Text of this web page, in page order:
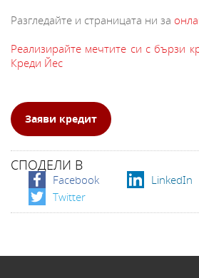
Разгледайте и страницата ни за
Реализирайте мечтите си с бързи
Креди Йес
Заяви кредит
СПОДЕЛИ В
Facebook LinkedIn
Twitter